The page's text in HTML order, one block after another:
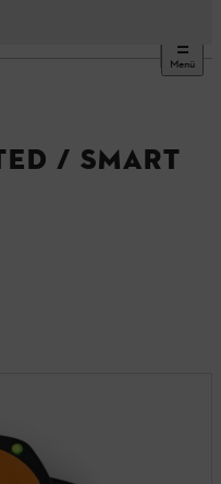
Menü
/ SMART